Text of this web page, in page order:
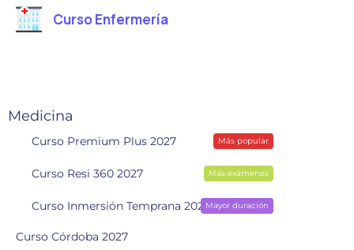
Curso Enfermería
Medicina
Curso Premium Plus 2027 Más popular
Curso Resi 360 2027 Más exámenes
Curso Inmersión Temprana 2028Mayor duración
Curso Córdoba 2027